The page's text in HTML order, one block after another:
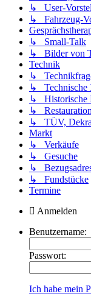
↳ User-
↳ Fahrzeug-
↳ Small-Talk
↳ Bilder von
Technik
↳
↳ Technische
↳ Historische
↳
↳ TÜV,
Markt
↳ Verkäufe
↳ Gesuche
↳
↳ Fundstücke
Termine
Anmelden
Benutzername:
Passwort:
Ich habe mein